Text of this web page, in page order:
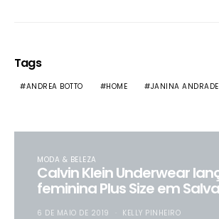
Tags
ANDREA BOTTO HOME JANINA ANDRADE
MODA & BELEZA
Calvin Klein Underwear
feminina Plus Size em
6 DE MAIO DE 2019 KELLY PINHEIRO